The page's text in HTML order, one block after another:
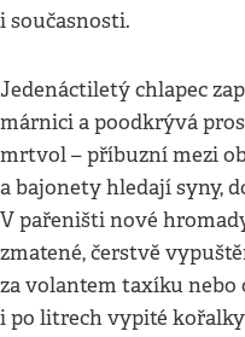
i současnosti.
Jedenáctiletý chlapec
márnici a poodkrývá
mrtvol – příbuzní mezi
a bajonety hledají syny,
V pařeništi nové
zmatené, čerstvě
za volantem taxíku nebo
i po litrech vypité